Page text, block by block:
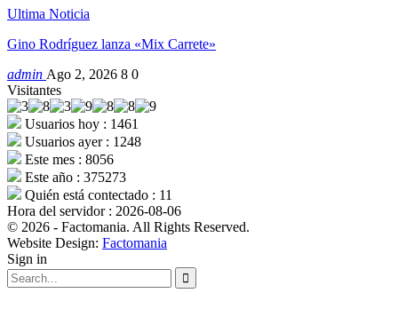
Ultima Noticia
Gino Rodríguez lanza «Mix Carrete»
admin Ago 2, 2026 8 0
Visitantes
Usuarios hoy : 1461
Usuarios ayer : 1248
Este mes : 8056
Este año : 375273
Quién está contectado : 11
Hora del servidor : 2026-08-06
© 2026 - Factomania. All Rights Reserved.
Website Design: Factomania
Sign in